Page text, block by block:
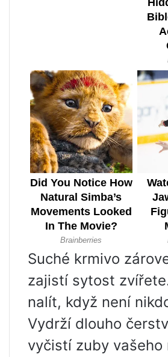
Suché krmivo
zajistí sytost
nalít, když není
Vydrží dlouho
vyčistí zuby vašeho